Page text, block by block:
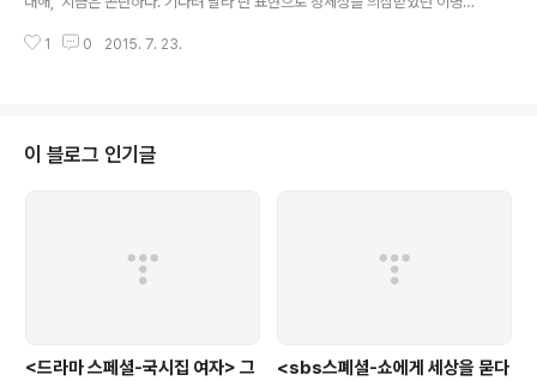
은 '헌정 사상 최초'로 독도를 방문한 대통령이 되었지만, 그의 독도 방문으로 오
황의 예봉을 한국인으로 돌리는 결정적 계기를 제공했다. 그리고 이명박 정권에
이어진 박근혜 대통령의 냉랭하다 못해 '소원'해진 한일 외교 정책, 그리고 그런
1 0 2015. 7. 23.
이 블로그 인기글
<드라마 스페셜-국시집 여자> 그
<sbs스폐셜-쇼에게 세상을 묻다